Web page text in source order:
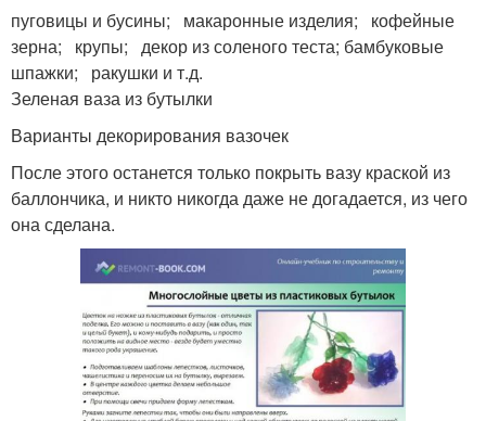
пуговицы и бусины; макаронные изделия; кофейные
зерна; крупы; декор из соленого теста; бамбуковые
шпажки; ракушки и т.д.
Зеленая ваза из бутылки
Варианты декорирования вазочек
После этого останется только покрыть вазу краской из
баллончика, и никто никогда даже не догадается, из чего
она сделана.